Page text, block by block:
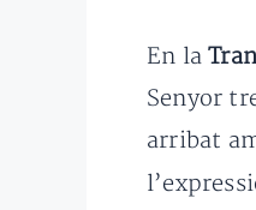
En la
Senyor
arribat